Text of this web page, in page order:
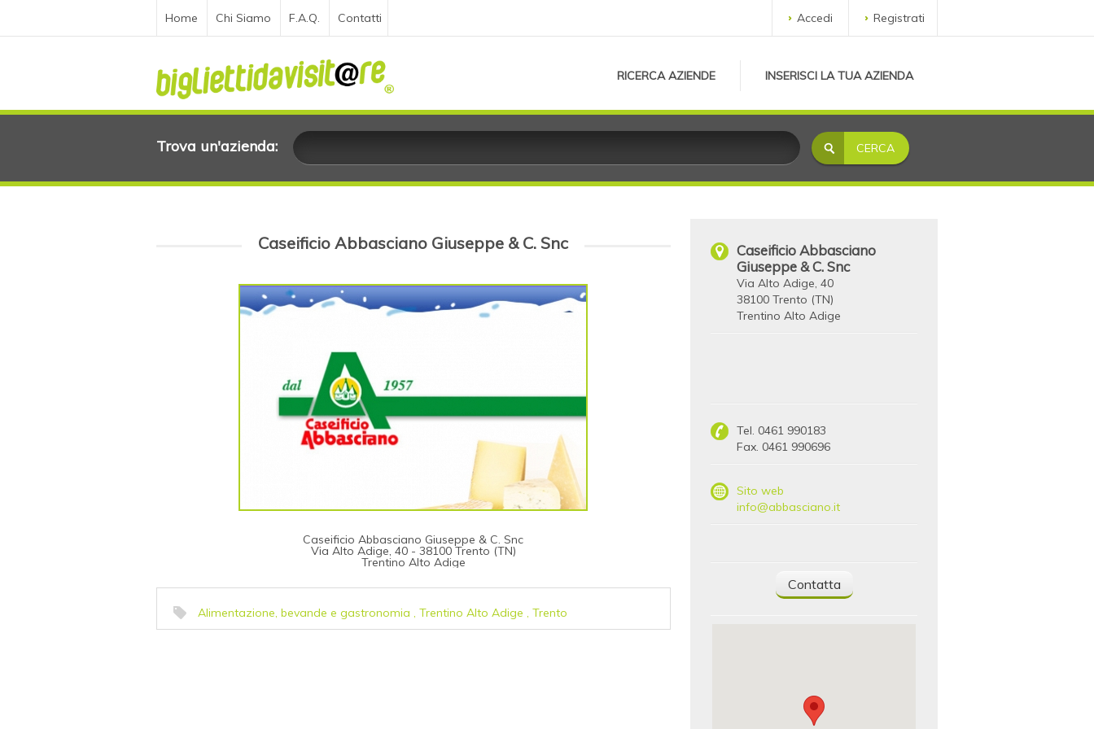
Home Chi Siamo F.A.Q. Contatti Accedi Registrati
RICERCA AZIENDE INSERISCI LA TUA AZIENDA
Trova un'azienda:
Caseificio Abbasciano Giuseppe & C. Snc
Caseificio Abbasciano Giuseppe & C. Snc
Via Alto Adige, 40 - 38100 Trento (TN)
Trentino Alto Adige
Alimentazione, bevande e gastronomia , Trentino Alto Adige , Trento
Caseificio Abbasciano
Giuseppe & C. Snc
Via Alto Adige, 40
38100 Trento (TN)
Trentino Alto Adige
Tel. 0461 990183
Fax. 0461 990696
Sito web
info@abbasciano.it